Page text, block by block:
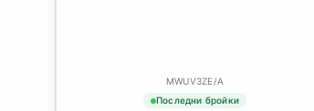
MWUV3ZE/A
Последни бройки